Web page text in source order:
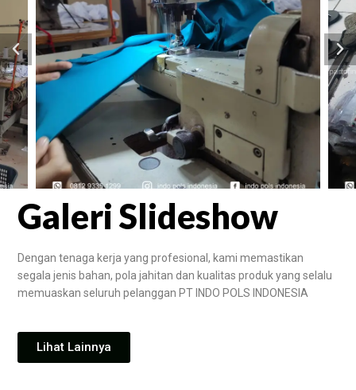
Galeri Slideshow
Dengan tenaga kerja yang profesional, kami memastikan
segala jenis bahan, pola jahitan dan kualitas produk yang selalu
memuaskan seluruh pelanggan PT INDO POLS INDONESIA
Lihat Lainnya